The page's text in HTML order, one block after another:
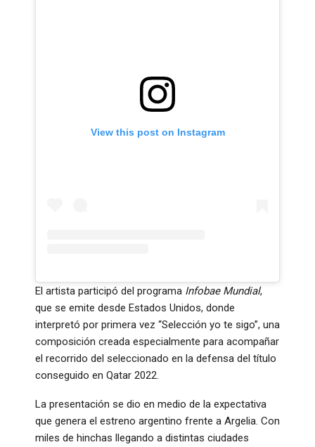
View this post on Instagram
El artista participó del programa Infobae Mundial,
que se emite desde Estados Unidos, donde
interpretó por primera vez “Selección yo te sigo”, una
composición creada especialmente para acompañar
el recorrido del seleccionado en la defensa del título
conseguido en Qatar 2022.
La presentación se dio en medio de la expectativa
que genera el estreno argentino frente a Argelia. Con
miles de hinchas llegando a distintas ciudades